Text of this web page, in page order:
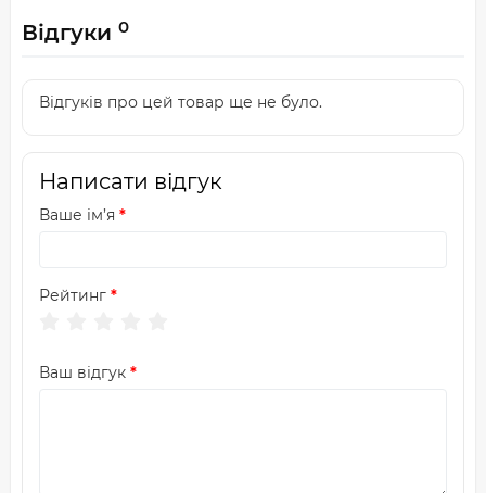
Відгуки 0
Відгуків про цей товар ще не було.
Написати відгук
Ваше ім’я
Рейтинг
Ваш відгук